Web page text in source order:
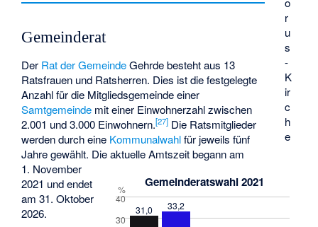
r
u
s
-
K
ir
c
h
e
Gemeinderat
Gemeinderatswahl 2021
%
40
30
31,0 33,2
Der Rat der GemeindeGehrde besteht aus 13
Ratsfrauen und Ratsherren. Dies ist die festgelegte
Anzahl für die Mitgliedsgemeinde einer
Samtgemeinde mit einer Einwohnerzahl zwischen
2.001 und 3.000 Einwohnern.[27] Die Ratsmitglieder
werden durch eine Kommunalwahlfür jeweils fünf
Jahre gewählt. Die aktuelle Amtszeit begann am
1. November
2021 und endet
am 31. Oktober
2026.